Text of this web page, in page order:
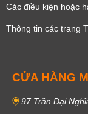
Các điều kiện hoặc
Thông tin các trang
CỬA HÀNG
97 Trần Đại